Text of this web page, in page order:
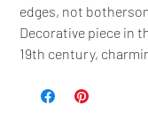
edges, not
Decorative piece in
19th century,